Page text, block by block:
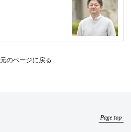
元のページに戻る
Page top